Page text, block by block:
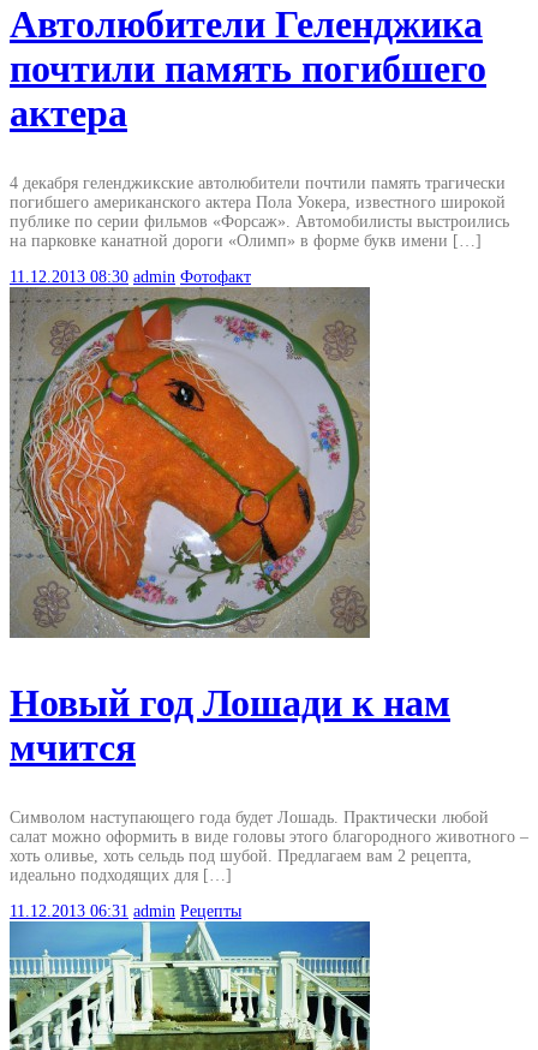
Автолюбители Геленджика
почтили память погибшего
актера
4 декабря геленджикские автолюбители почтили память трагически
погибшего американского актера Пола Уокера, известного широкой
публике по серии фильмов «Форсаж». Автомобилисты выстроились
на парковке канатной дороги «Олимп» в форме букв имени […]
11.12.2013 08:30 admin Фотофакт
Новый год Лошади к нам
мчится
Символом наступающего года будет Лошадь. Практически любой
салат можно оформить в виде головы этого благородного животного –
хоть оливье, хоть сельдь под шубой. Предлагаем вам 2 рецепта,
идеально подходящих для […]
11.12.2013 06:31 admin Рецепты